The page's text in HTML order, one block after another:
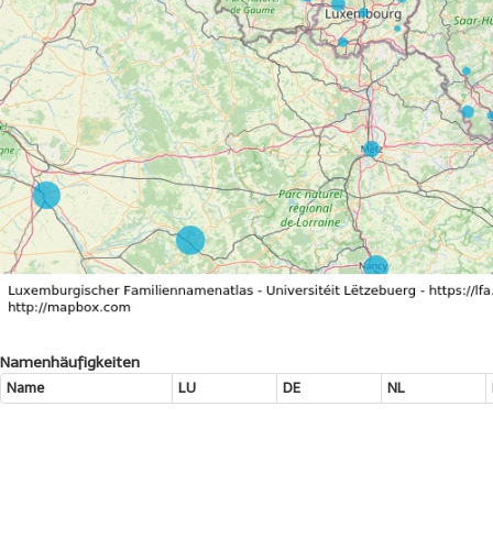
Namenhäufigkeiten
Name LU DE NL